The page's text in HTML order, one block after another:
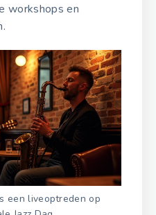
workshops en
een liveoptreden op